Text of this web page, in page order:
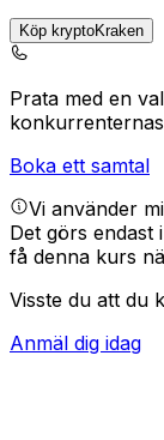
Köp kryptoKraken
Prata med en
Boka ett samtal
Vi använder
Det görs endast
få denna kurs
Visste du att du
Anmäl dig idag